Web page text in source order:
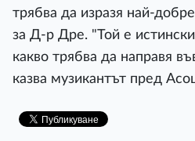
трябва да изразя най-
за Д-р Дре. "Той е
какво трябва да направя
казва музикантът пред